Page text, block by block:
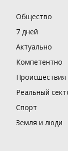
Общество
7 дней
Актуально
Компетентно
Происшествия
Реальный
Спорт
Земля и люди